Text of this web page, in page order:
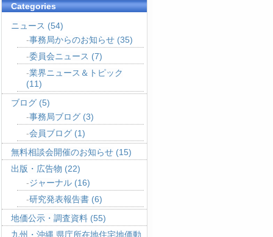
Categories
ニュース (54)
事務局からのお知らせ (35)
委員会ニュース (7)
業界ニュース＆トピック
(11)
ブログ (5)
事務局ブログ (3)
会員ブログ (1)
無料相談会開催のお知らせ (15)
出版・広告物 (22)
ジャーナル (16)
研究発表報告書 (6)
地価公示・調査資料 (55)
九州・沖縄 県庁所在地住宅地価動